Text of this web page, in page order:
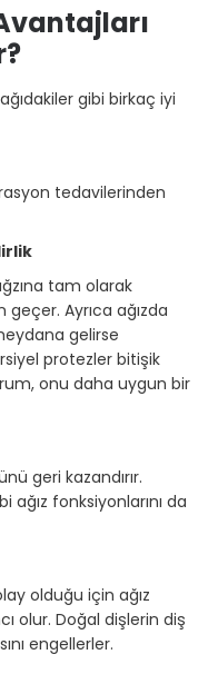
gibi birkaç iyi
tedavilerinden
tam olarak
Ayrıca ağızda
gelirse
protezler bitişik
onu daha uygun bir
geri kazandırır.
fonksiyonlarını da
olduğu için ağız
olur. Doğal dişlerin diş
engellerler.